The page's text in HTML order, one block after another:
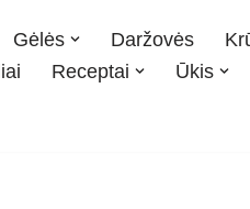
Gėlės Daržovės
Receptai Ūkis